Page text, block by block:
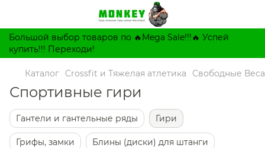
Большой выбор товаров по 🔥Mega Sale!!!🔥 Успей
купить!!! Переходи!
Каталог Crossfit и Тяжелая атлетика Свободные Веса
Спортивные гири
Гантели и гантельные ряды Гири
Грифы, замки Блины (диски) для штанги